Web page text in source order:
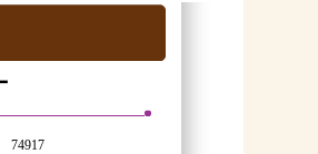
74917